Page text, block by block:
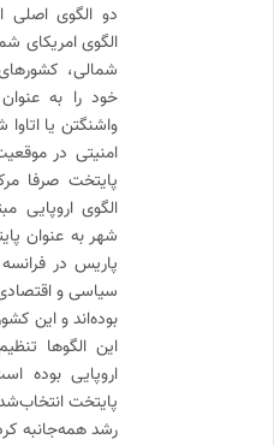
دو الگوی اصلی
الگوی امریکای
شمالی،
خود را به
واشنگتن یا
امنیتی در
پایتخت صرفا
الگوی اروپایی
شهر به عنوان
پاریس در
سیاسی و
بوده‌اند و این
این الگوها
اروپایی بوده
پایتخت
رشد همه‌جانبه